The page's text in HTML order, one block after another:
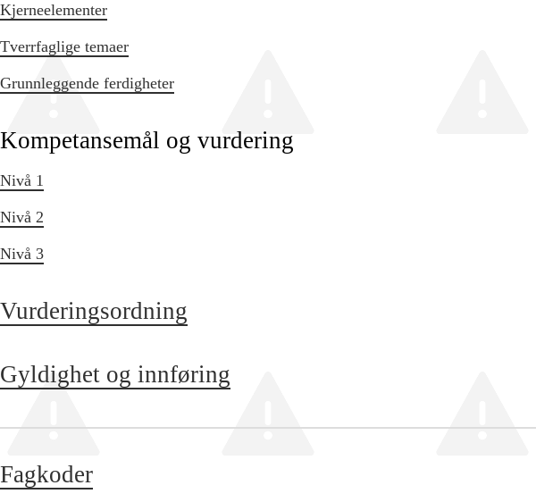
Kjerneelementer
Tverrfaglige temaer
Grunnleggende ferdigheter
Kompetansemål og vurdering
Nivå 1
Nivå 2
Nivå 3
Vurderingsordning
Gyldighet og innføring
Fagkoder